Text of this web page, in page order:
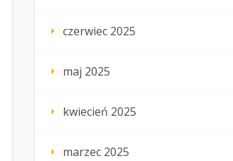
czerwiec 2025
maj 2025
kwiecień 2025
marzec 2025